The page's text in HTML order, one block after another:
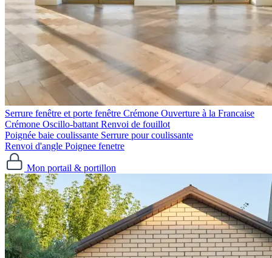
Serrure fenêtre et porte fenêtre
Crémone Ouverture à la Francaise
Crémone Oscillo-battant Renvoi de fouillot
Poignée baie coulissante Serrure pour coulissante
Renvoi d'angle Poignee fenetre
Mon portail & portillon